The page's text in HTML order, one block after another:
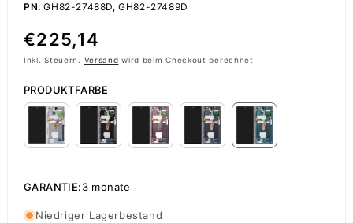
PN: GH82-27488D, GH82-27489D
Normaler
Preis
€225,14
Inkl. Steuern. Versand wird beim Checkout berechnet
PRODUKTFARBE
GARANTIE:3 monate
Niedriger Lagerbestand